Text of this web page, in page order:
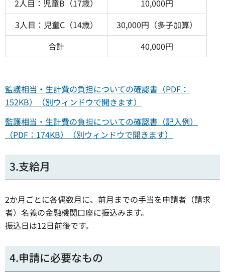
2人目：児童B（17歳）
10,000円
3人目：児童C（14歳）
30,000円（多子加算）
合計
40,000円
監護相当・生計費の負担についての確認書（PDF：
152KB）（別ウィンドウで開きます）
監護相当・生計費の負担についての確認書（記入例）
（PDF：174KB）（別ウィンドウで開きます）
3.支給月
2か月ごとに各偶数月に、前月までの手当を申請者（請求
者）名義の金融機関口座に振込みます。
振込日は12日前後です。
4.申請に必要なもの